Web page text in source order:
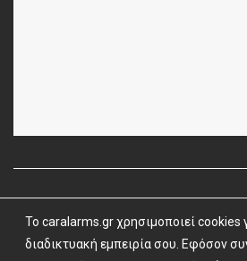
Όροι Χρήσης|Όροι & Προϋποθέσεις|
Powered by
To caralarms.gr χρησιμοποιεί cookies
διαδικτυακή εμπειρία σου. Εφόσον